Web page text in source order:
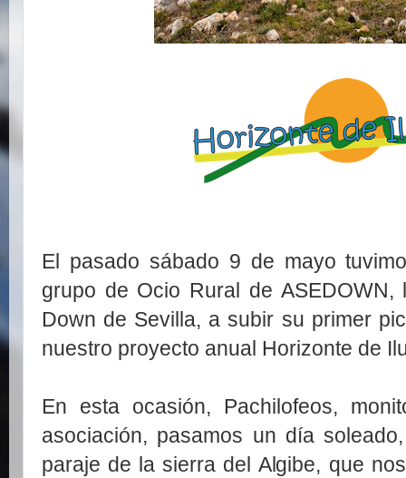
El pasado sábado 9 de mayo
grupo de Ocio Rural de ASEDOWN,
Down de Sevilla, a subir su primer
nuestro proyecto anual Horizonte de
En esta ocasión, Pachilofeos,
asociación, pasamos un día
paraje de la sierra del Algibe, que